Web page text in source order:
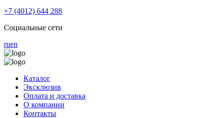
+7 (4012) 644 288
Социальные сети
ruen
Каталог
Эксклюзив
Оплата и доставка
О компании
Контакты